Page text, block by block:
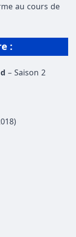
au cours de
:
– Saison 2